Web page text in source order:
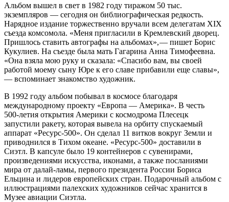
Альбом вышел в свет в 1982 году тиражом 50 тыс.
экземпляров — ​сегодня он библиографическая редкость.
Нарядное издание торжественно вручали всем делегатам XIX
съезда комсомола. «Меня пригласили в Кремлевский дворец.
Пришлось ставить автографы на альбомах», — ​пишет Борис
Кукулиев. На съезде была мать Гагарина Анна Тимофеевна.
«Она взяла мою руку и сказала: «Спасибо вам, вы своей
работой моему сыну Юре к его славе прибавили еще славы»,
— ​вспоминает знакомство художник.
В 1992 году альбом побывал в космосе благодаря
международному проекту «Европа — ​Америка». В честь
500‑летия открытия Америки с космодрома Плесецк
запустили ракету, которая вывела на орбиту спускаемый
аппарат «Ресурс‑500». Он сделал 11 витков вокруг Земли и
приводнился в Тихом океане. «Ресурс‑500» доставили в
Сиэтл. В капсуле было 19 контейнеров с сувенирами,
произведениями искусства, иконами, а также посланиями
мира от далай-ламы, первого президента России Бориса
Ельцина и лидеров европейских стран. Подарочный альбом с
иллюстрациями палехских художников сейчас хранится в
Музее авиации Сиэтла.